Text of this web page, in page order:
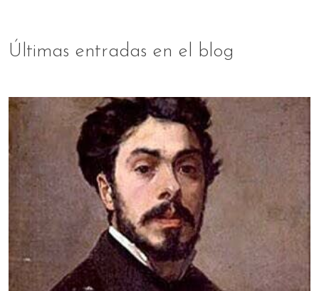
Últimas entradas en el blog